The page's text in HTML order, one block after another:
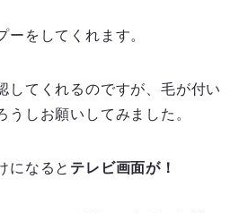
ーをしてくれます。
してくれるのですが、毛が付い
うしお願いしてみました。
になると テレビ画面が！